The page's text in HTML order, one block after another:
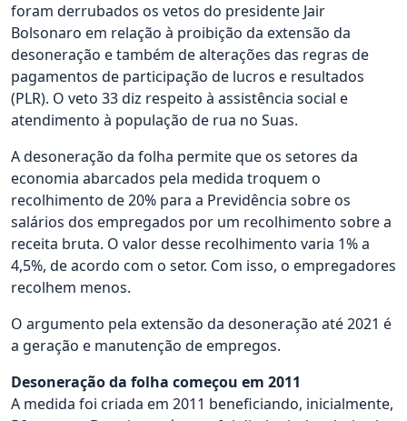
foram derrubados os vetos do presidente Jair
Bolsonaro em relação à proibição da extensão da
desoneração e também de alterações das regras de
pagamentos de participação de lucros e resultados
(PLR). O veto 33 diz respeito à assistência social e
atendimento à população de rua no Suas.
A desoneração da folha permite que os setores da
economia abarcados pela medida troquem o
recolhimento de 20% para a Previdência sobre os
salários dos empregados por um recolhimento sobre a
receita bruta. O valor desse recolhimento varia 1% a
4,5%, de acordo com o setor. Com isso, o empregadores
recolhem menos.
O argumento pela extensão da desoneração até 2021 é
a geração e manutenção de empregos.
Desoneração da folha começou em 2011
A medida foi criada em 2011 beneficiando, inicialmente,